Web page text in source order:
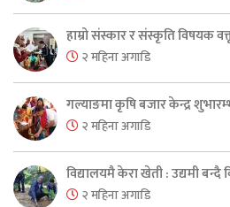
हाम्रो संस्कार र संस्कृति विषयक
२ महिना अगाडि
गल्याङमा कृषि बजार केन्द्र
२ महिना अगाडि
विद्यालयमै केरा खेती : उद्यमी बन्दै
२ महिना अगाडि